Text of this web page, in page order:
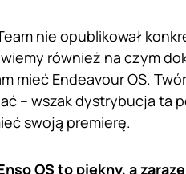
nie opublikował
również na czym
mieć Endeavour OS.
– wszak dystrybucja ta
swoją premierę.
OS to piękny, a